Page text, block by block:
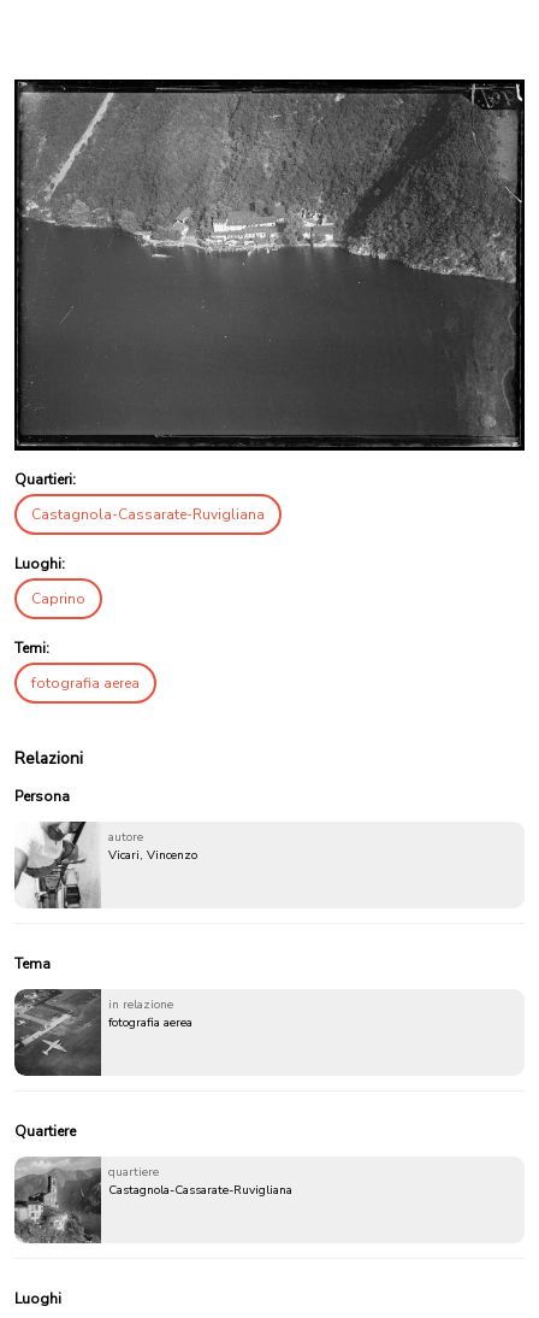
Quartieri:
Castagnola-Cassarate-Ruvigliana
Luoghi:
Caprino
Temi:
fotografia aerea
Relazioni
Persona
autore
Vicari, Vincenzo
Tema
in relazione
fotografia aerea
Quartiere
quartiere
Castagnola-Cassarate-Ruvigliana
Luoghi